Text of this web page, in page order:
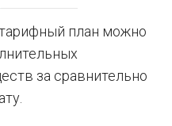
план можно
за сравнительно